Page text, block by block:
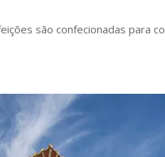
são confecionadas para